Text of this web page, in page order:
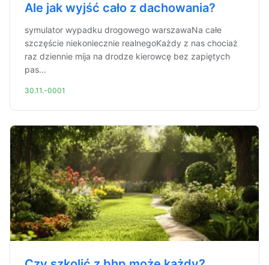
Ale jak wyjść cało z dachowania?
symulator wypadku drogowego warszawaNa całe
szczęście niekoniecznie realnegoKażdy z nas chociaż
raz dziennie mija na drodze kierowcę bez zapiętych
pas...
30.11.-0001